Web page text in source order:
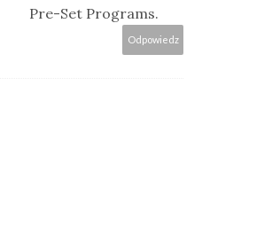
Pre-Set Programs.
Odpowiedz